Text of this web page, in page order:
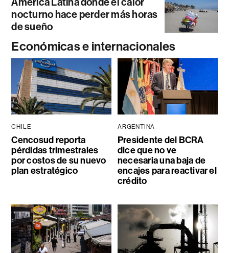
nocturno hace perder más horas
de sueño
Económicas e internacionales
CHILE
Cencosud reporta
pérdidas trimestrales
por costos de su nuevo
plan estratégico
ARGENTINA
Presidente del BCRA
dice que no ve
necesaria una baja de
encajes para reactivar el
crédito